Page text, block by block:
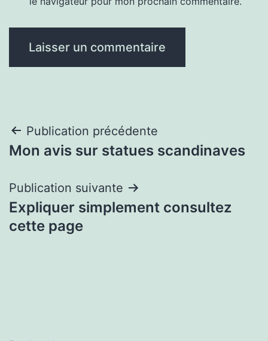
Navigation
de
l’article
Publication précédente
Mon avis sur statues scandinaves
Publication suivante
Expliquer simplement consultez
cette page